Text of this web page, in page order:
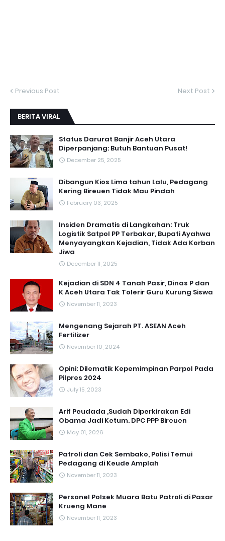
Previous Post Next Post
BERITA VIRAL
Status Darurat Banjir Aceh Utara
Diperpanjang: Butuh Bantuan Pusat!
December 25, 2025
Dibangun Kios Lima tahun Lalu, Pedagang
Kering Bireuen Tidak Mau Pindah
February 03, 2025
Insiden Dramatis di Langkahan: Truk
Logistik Satpol PP Terbakar, Bupati Ayahwa
Menyayangkan Kejadian, Tidak Ada Korban
Jiwa
December 11, 2025
Kejadian di SDN 4 Tanah Pasir, Dinas P dan
K Aceh Utara Tak Tolerir Guru Kurung Siswa
November 11, 2023
Mengenang Sejarah PT. ASEAN Aceh
Fertilizer
November 10, 2024
Opini: Dilematik Kepemimpinan Parpol Pada
Pilpres 2024
July 15, 2023
Arif Peudada ,Sudah Diperkirakan Edi
Obama Jadi Ketum. DPC PPP Bireuen
May 01, 2026
Patroli dan Cek Sembako, Polisi Temui
Pedagang di Keude Amplah
November 11, 2023
Personel Polsek Muara Batu Patroli di Pasar
Krueng Mane
November 11, 2023